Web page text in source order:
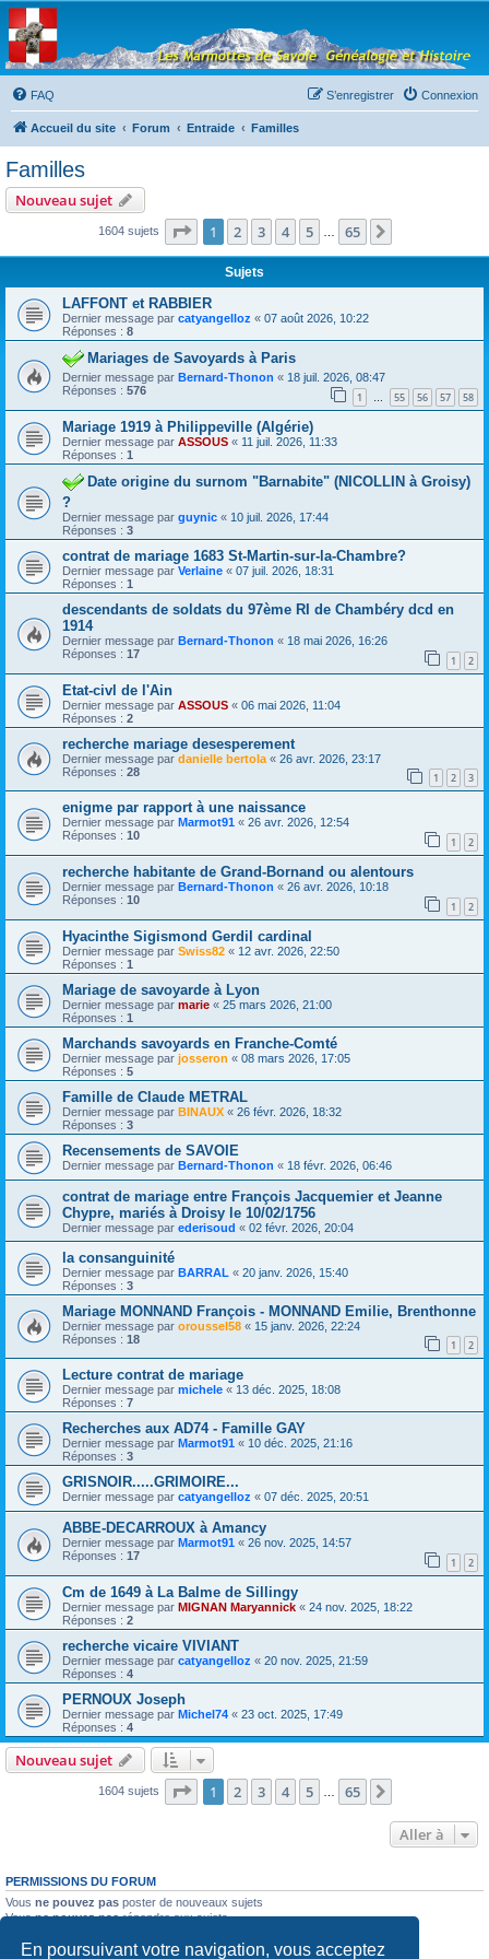
En poursuivant votre navigation, vous acceptez
Les Marmottes de
Savoie
Forum d'entraide généalogique
FAQ
Connexion
S’enregistrer
Accueil du site Forum Entraide Familles
Familles
Nouveau sujet
1604 sujets Page 1sur65
1 2 3 4 5 65
Sujets
LAFFONT et RABBIER
Dernier message par catyangelloz « 07 août 2026, 10:22
Réponses : 8
Mariages de Savoyards à Paris
Dernier message par Bernard-Thonon « 18 juil. 2026, 08:47
Réponses : 576 1 … 55 56 57 58
Mariage 1919 à Philippeville (Algérie)
Dernier message par ASSOUS « 11 juil. 2026, 11:33
Réponses : 1
Date origine du surnom "Barnabite" (NICOLLIN à Groisy)
?
Dernier message par guynic « 10 juil. 2026, 17:44
Réponses : 3
contrat de mariage 1683 St-Martin-sur-la-Chambre?
Dernier message par Verlaine « 07 juil. 2026, 18:31
Réponses : 1
descendants de soldats du 97ème RI de Chambéry dcd en
1914
Dernier message par Bernard-Thonon « 18 mai 2026, 16:26
Réponses : 17 1 2
Etat-civl de l'Ain
Dernier message par ASSOUS « 06 mai 2026, 11:04
Réponses : 2
recherche mariage desesperement
Dernier message par danielle bertola « 26 avr. 2026, 23:17
Réponses : 28 1 2 3
enigme par rapport à une naissance
Dernier message par Marmot91 « 26 avr. 2026, 12:54
Réponses : 10 1 2
recherche habitante de Grand-Bornand ou alentours
Dernier message par Bernard-Thonon « 26 avr. 2026, 10:18
Réponses : 10 1 2
Hyacinthe Sigismond Gerdil cardinal
Dernier message par Swiss82 « 12 avr. 2026, 22:50
Réponses : 1
Mariage de savoyarde à Lyon
Dernier message par marie « 25 mars 2026, 21:00
Réponses : 1
Marchands savoyards en Franche-Comté
Dernier message par josseron « 08 mars 2026, 17:05
Réponses : 5
Famille de Claude METRAL
Dernier message par BINAUX « 26 févr. 2026, 18:32
Réponses : 3
Recensements de SAVOIE
Dernier message par Bernard-Thonon « 18 févr. 2026, 06:46
contrat de mariage entre François Jacquemier et Jeanne
Chypre, mariés à Droisy le 10/02/1756
Dernier message par ederisoud « 02 févr. 2026, 20:04
la consanguinité
Dernier message par BARRAL « 20 janv. 2026, 15:40
Réponses : 3
Mariage MONNAND François - MONNAND Emilie, Brenthonne
Dernier message par oroussel58 « 15 janv. 2026, 22:24
Réponses : 18 1 2
Lecture contrat de mariage
Dernier message par michele « 13 déc. 2025, 18:08
Réponses : 7
Recherches aux AD74 - Famille GAY
Dernier message par Marmot91 « 10 déc. 2025, 21:16
Réponses : 3
GRISNOIR.....GRIMOIRE...
Dernier message par catyangelloz « 07 déc. 2025, 20:51
ABBE-DECARROUX à Amancy
Dernier message par Marmot91 « 26 nov. 2025, 14:57
Réponses : 17 1 2
Cm de 1649 à La Balme de Sillingy
Dernier message par MIGNAN Maryannick « 24 nov. 2025, 18:22
Réponses : 2
recherche vicaire VIVIANT
Dernier message par catyangelloz « 20 nov. 2025, 21:59
Réponses : 4
PERNOUX Joseph
Dernier message par Michel74 « 23 oct. 2025, 17:49
Réponses : 4
Nouveau sujet
1604 sujets Page 1sur65
1 2 3 4 5 65
Aller à
PERMISSIONS DU FORUM
Vous ne pouvez pas poster de nouveaux sujets
Vousne pouvez pasrépondre aux sujets
Vousne pouvez passupprimer vos messages